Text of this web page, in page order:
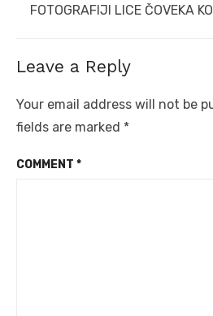
post:
FOTOGRAFIJI LICE ČOVEKA
Leave a Reply
Your email address will not be
fields are marked *
COMMENT *